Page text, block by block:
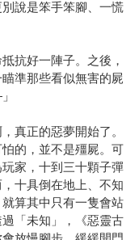
說是笨手笨腳、一慌
抗好一陣子。之後，
準那些看似無害的屍
真正的惡夢開始了。
的，並不是殭屍。可
家，十到三十顆子彈
十具倒在地上、不知
算其中只有一隻會站
「未知」，《惡靈古